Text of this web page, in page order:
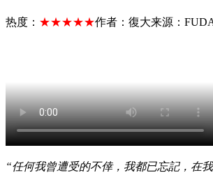
热度： ★★★★★作者： 復大来源：
“任何我曾遭受的不倖，我都已忘記，在